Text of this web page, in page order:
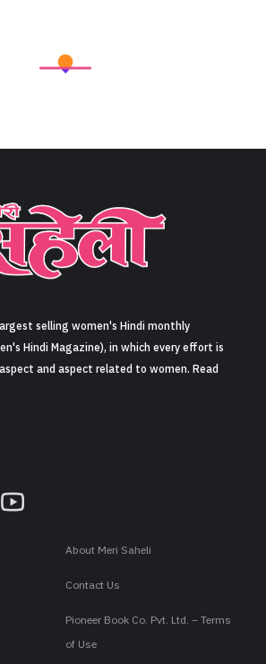
selling women's Hindi monthly
Hindi Magazine), in which every effort is
and aspect related to women. Read
About Meri Saheli
Contact Us
Pioneer Book Co. Pvt. Ltd. – Terms
of Use